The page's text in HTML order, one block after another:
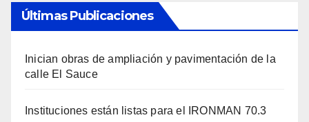
Últimas Publicaciones
Inician obras de ampliación y pavimentación de la
calle El Sauce
Instituciones están listas para el IRONMAN 70.3